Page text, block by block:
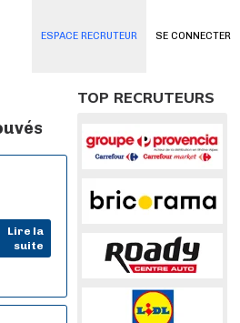
SE CONNECTER
ESPACE RECRUTEUR
Lire la
suite
TOP RECRUTEURS